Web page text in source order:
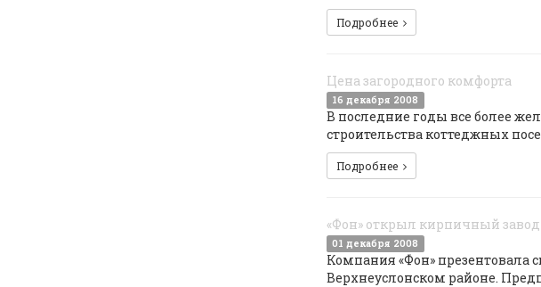
Подробнее
Цена загородного комфорта
16 декабря 2008
В последние годы все более
строительства коттеджных
Подробнее
«Фон» открыл кирпичный
01 декабря 2008
Компания «Фон» презентовала
Верхнеуслонском районе.